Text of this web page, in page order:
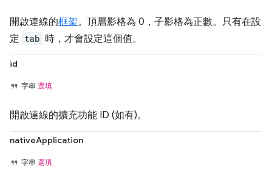
開啟連線的框架。頂層影格為 0，子影格為正數。只有在設
定 tab 時，才會設定這個值。
id
字串 選填
開啟連線的擴充功能 ID (如有)。
nativeApplication
字串 選填